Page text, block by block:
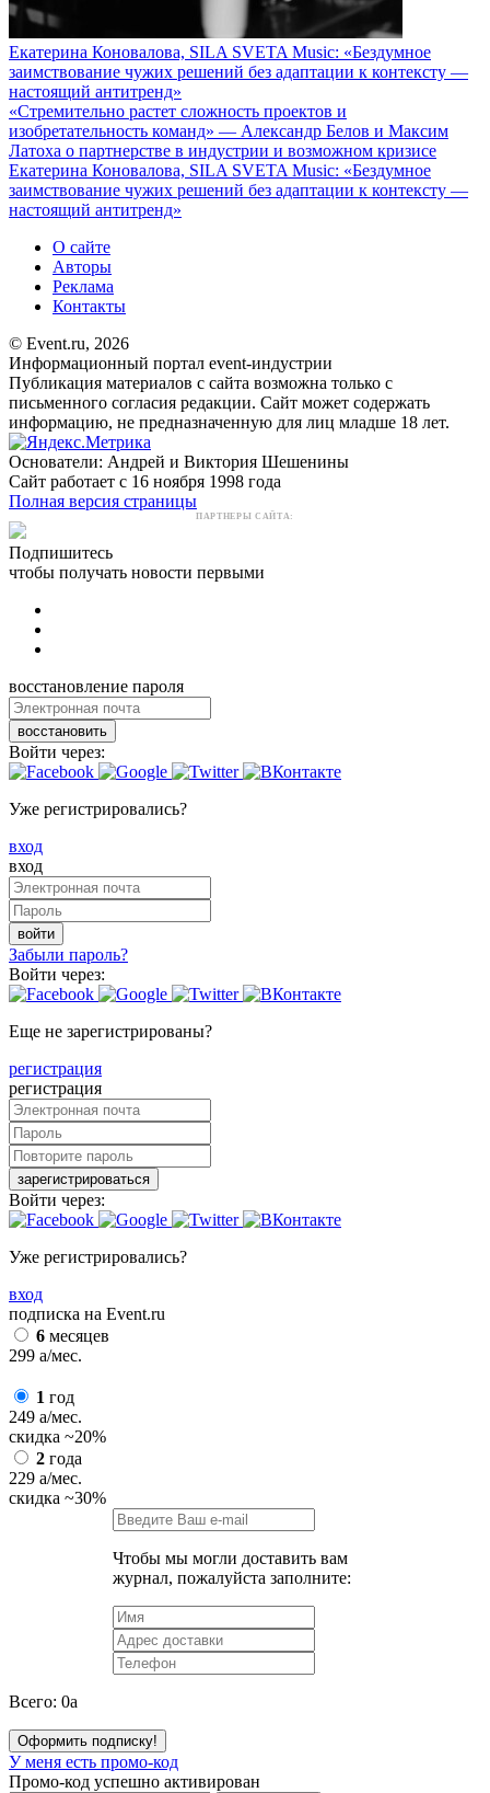
Екатерина Коновалова, SILA SVETA Music: «Бездумное
заимствование чужих решений без адаптации к контексту —
настоящий антитренд»
«Стремительно растет сложность проектов и
изобретательность команд» — Александр Белов и Максим
Латоха о партнерстве в индустрии и возможном кризисе
Екатерина Коновалова, SILA SVETA Music: «Бездумное
заимствование чужих решений без адаптации к контексту —
настоящий антитренд»
О сайте
Авторы
Реклама
Контакты
© Event.ru, 2026
Информационный портал event-индустрии
Публикация материалов с сайта возможна только с
письменного согласия редакции. Сайт может содержать
информацию, не предназначенную для лиц младше 18 лет.
Основатели: Андрей и Виктория Шешенины
Сайт работает с 16 ноября 1998 года
Полная версия страницы
ПАРТНЕРЫ САЙТА:
Подпишитесь
чтобы получать новости первыми
восстановление пароля
восстановить
Войти через:
Уже регистрировались?
вход
вход
войти
Забыли пароль?
Войти через:
Еще не зарегистрированы?
регистрация
регистрация
зарегистрироваться
Войти через:
Уже регистрировались?
вход
подписка на Event.ru
6 месяцев
299 a/мес.
1 год
249 a/мес.
скидка ~20%
2 года
229 a/мес.
скидка ~30%
Чтобы мы могли доставить вам
журнал, пожалуйста заполните:
Всего: 0a
Оформить подписку!
У меня есть промо-код
Промо-код успешно активирован